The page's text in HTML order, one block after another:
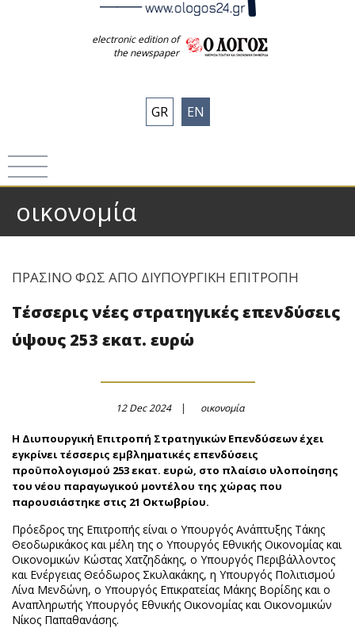
electronic edition of
the newspaper
GR EN
οικονομία
ΠΡΑΣΙΝΟ ΦΩΣ ΑΠO ΔΙΥΠΟΥΡΓΙΚΗ ΕΠΙΤΡΟΠΗ
Τέσσερις νέες στρατηγικές επενδύσεις
ύψους 253 εκατ. ευρώ
12 Dec 2024 οικονομία
Η Διυπουργική Επιτροπή Στρατηγικών Επενδύσεων έχει
εγκρίνει τέσσερις εμβληματικές επενδύσεις
προϋπολογισμού 253 εκατ. ευρώ, στο πλαίσιο υλοποίησης
του νέου παραγωγικού μοντέλου της χώρας που
παρουσιάστηκε στις 21 Οκτωβρίου.
Πρόεδρος της Επιτροπής είναι ο Υπουργός Ανάπτυξης Τάκης
Θεοδωρικάκος και μέλη της ο Υπουργός Εθνικής Οικονομίας και
Οικονομικών Κώστας Χατζηδάκης, ο Υπουργός Περιβάλλοντος
και Ενέργειας Θεόδωρος Σκυλακάκης, η Υπουργός Πολιτισμού
Λίνα Μενδώνη, ο Υπουργός Επικρατείας Μάκης Βορίδης και ο
Αναπληρωτής Υπουργός Εθνικής Οικονομίας και Οικονομικών
Νίκος Παπαθανάσης.